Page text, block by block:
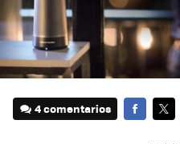
4 comentarios